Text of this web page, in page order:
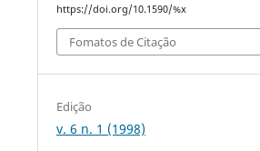
https://doi.org/10.1590/%x
Fomatos de Citação
Edição
v. 6 n. 1 (1998)